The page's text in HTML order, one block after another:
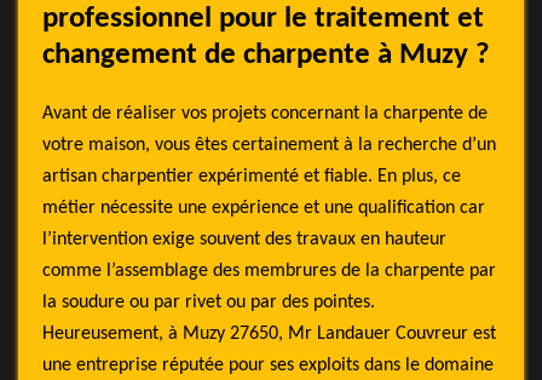
professionnel pour le traitement et
changement de charpente à Muzy ?
Avant de réaliser vos projets concernant la charpente de
votre maison, vous êtes certainement à la recherche d’un
artisan charpentier expérimenté et fiable. En plus, ce
métier nécessite une expérience et une qualification car
l’intervention exige souvent des travaux en hauteur
comme l’assemblage des membrures de la charpente par
la soudure ou par rivet ou par des pointes.
Heureusement, à Muzy 27650, Mr Landauer Couvreur est
une entreprise réputée pour ses exploits dans le domaine